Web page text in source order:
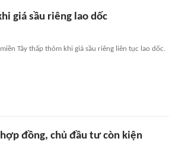
giá sầu riêng lao dốc
Tây thấp thỏm khi giá sầu riêng liên tục lao dốc.
đồng, chủ đầu tư còn kiện